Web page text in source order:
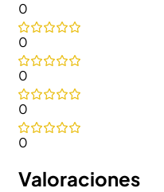
0
0
0
0
0
Valoraciones